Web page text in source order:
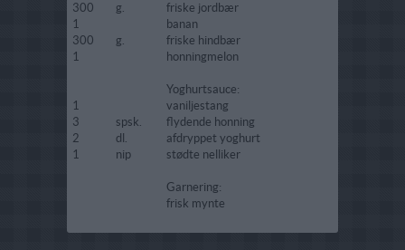
300
g.
friske jordbær
1
banan
300
g.
friske hindbær
1
honningmelon
Yoghurtsauce:
1
vaniljestang
3
spsk.
flydende honning
2
dl.
afdryppet yoghurt
1
nip stødte nelliker
Garnering:
frisk mynte